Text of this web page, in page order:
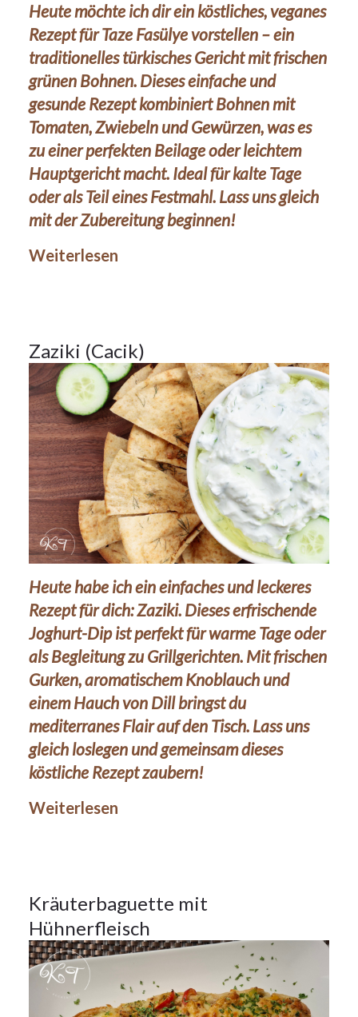
Heute möchte ich dir ein köstliches, veganes
Rezept für Taze Fasülye vorstellen – ein
traditionelles türkisches Gericht mit frischen
grünen Bohnen. Dieses einfache und
gesunde Rezept kombiniert Bohnen mit
Tomaten, Zwiebeln und Gewürzen, was es
zu einer perfekten Beilage oder leichtem
Hauptgericht macht. Ideal für kalte Tage
oder als Teil eines Festmahl. Lass uns gleich
mit der Zubereitung beginnen!
Weiterlesen
28
OKT.
2024
28Okt.
2024
Beilagen,
Zaziki (Cacik)
Heute habe ich ein einfaches und leckeres
Rezept für dich: Zaziki. Dieses erfrischende
Joghurt-Dip ist perfekt für warme Tage oder
als Begleitung zu Grillgerichten. Mit frischen
Gurken, aromatischem Knoblauch und
einem Hauch von Dill bringst du
mediterranes Flair auf den Tisch. Lass uns
gleich loslegen und gemeinsam dieses
köstliche Rezept zaubern!
Weiterlesen
5
OKT.
2024
5Okt.
Kräuterbaguette mit
Hühnerfleisch